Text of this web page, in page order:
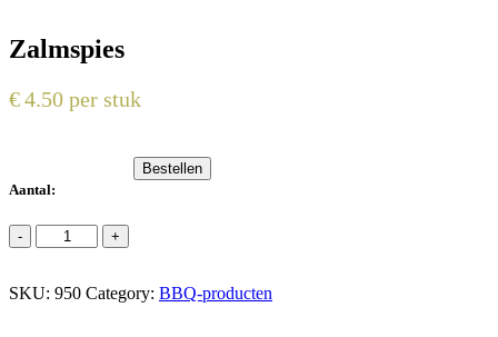
Zalmspies
€4.50 per stuk
Aantal:
-
Zalmspies
quantity
+
Bestellen
SKU: 950 Category: BBQ-producten